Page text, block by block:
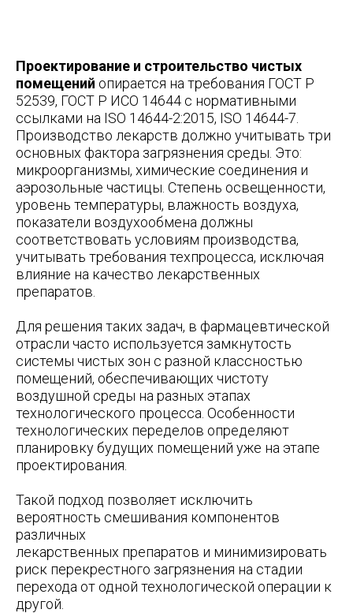
Проектирование и строительство чистых
помещений опирается на требования ГОСТ Р
52539, ГОСТ Р ИСО 14644 с нормативными
ссылками на ISO 14644-2:2015, ISO 14644-7.
Производство лекарств должно учитывать три
основных фактора загрязнения среды. Это:
микроорганизмы, химические соединения и
аэрозольные частицы. Степень освещенности,
уровень температуры, влажность воздуха,
показатели воздухообмена должны
соответствовать условиям производства,
учитывать требования техпроцесса, исключая
влияние на качество лекарственных
препаратов.
Для решения таких задач, в фармацевтической
отрасли часто используется замкнутость
системы чистых зон с разной классностью
помещений, обеспечивающих чистоту
воздушной среды на разных этапах
технологического процесса. Особенности
технологических переделов определяют
планировку будущих помещений уже на этапе
проектирования.
Такой подход позволяет исключить
вероятность смешивания компонентов
различных
лекарственных препаратов и минимизировать
риск перекрестного загрязнения на стадии
перехода от одной технологической операции к
другой.